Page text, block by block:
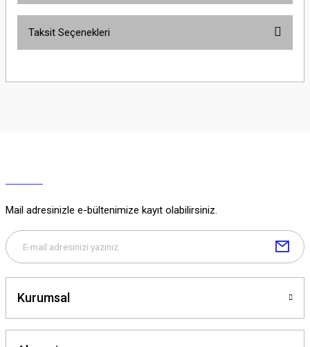
Soru Sor
Taksit Seçenekleri
Mail adresinizle e-bültenimize kayıt olabilirsiniz.
Kurumsal